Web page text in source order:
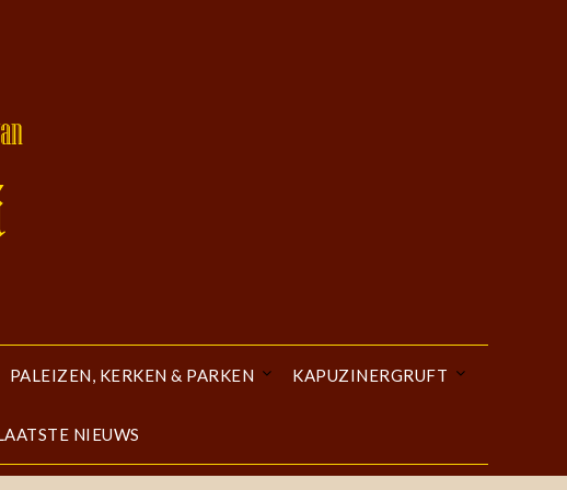
PALEIZEN, KERKEN & PARKEN KAPUZINERGRUFT
NIEUWS